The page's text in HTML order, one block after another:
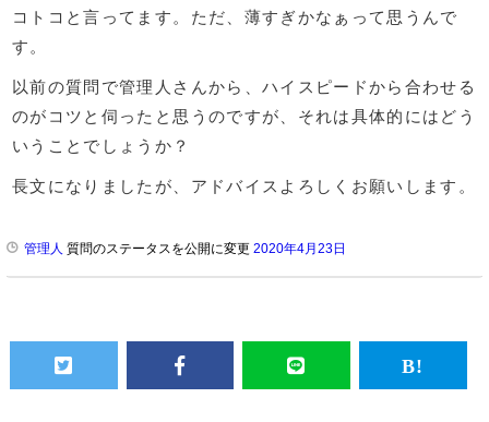
コトコと言ってます。ただ、薄すぎかなぁって思うんで
す。
以前の質問で管理人さんから、ハイスピードから合わせる
のがコツと伺ったと思うのですが、それは具体的にはどう
いうことでしょうか？
長文になりましたが、アドバイスよろしくお願いします。
管理人 質問のステータスを公開に変更 2020年4月23日